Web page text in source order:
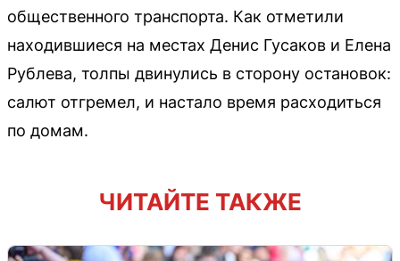
общественного транспорта. Как отметили
находившиеся на местах Денис Гусаков и Елена
Рублева, толпы двинулись в сторону остановок:
салют отгремел, и настало время расходиться
по домам.
ЧИТАЙТЕ ТАКЖЕ